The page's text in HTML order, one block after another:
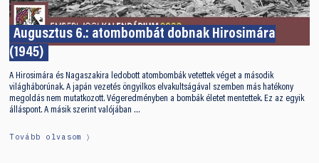
Augusztus 6.: atombombát dobnak Hirosimára
(1945)
A Hirosimára és Nagaszakira ledobott atombombák vetettek véget a második
világháborúnak. A japán vezetés öngyilkos elvakultságával szemben más hatékony
megoldás nem mutatkozott. Végeredményben a bombák életet mentettek. Ez az egyik
álláspont. A másik szerint valójában …
Tovább olvasom